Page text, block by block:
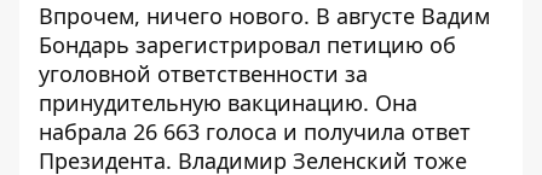
Впрочем, ничего нового. В августе Вадим
Бондарь зарегистрировал петицию об
уголовной ответственности за
принудительную вакцинацию. Она
набрала 26 663 голоса и получила ответ
Президента. Владимир Зеленский тоже